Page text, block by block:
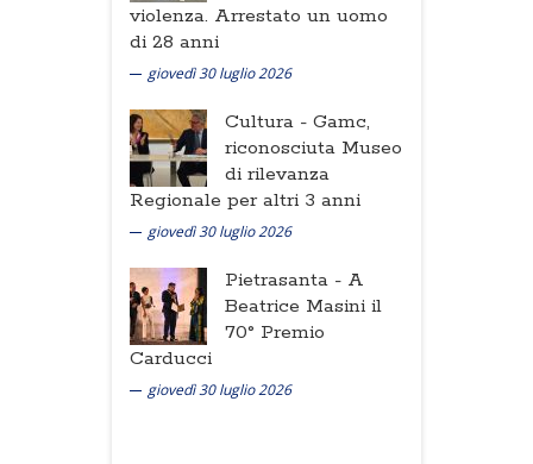
violenza. Arrestato un uomo
di 28 anni
giovedì 30 luglio 2026
Cultura - Gamc,
riconosciuta Museo
di rilevanza
Regionale per altri 3 anni
giovedì 30 luglio 2026
Pietrasanta - A
Beatrice Masini il
70° Premio
Carducci
giovedì 30 luglio 2026